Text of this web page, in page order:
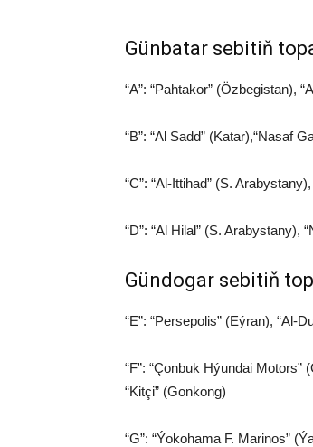
Günbatar sebitiň
“A”: “Pahtakor” (Özbegistan),
“B”: “Al Sadd” (Katar),“Nasaf
“C”: “Al-Ittihad” (S.
“D”: “Al Hilal” (S. Arabystany),
Gündogar sebitiň
“E”: “Persepolis” (Eýran), “Al-
“F”: “Çonbuk Hýundai Motors”
“Kitçi” (Gonkong)
“G”: “Ýokohama F. Marinos”